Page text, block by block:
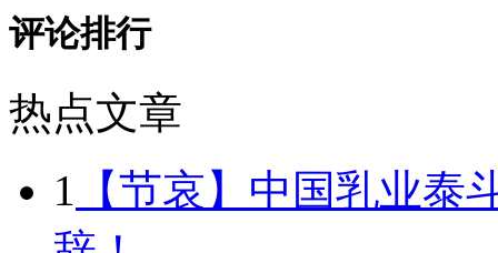
评论排行
热点文章
1 【节哀】中国乳业